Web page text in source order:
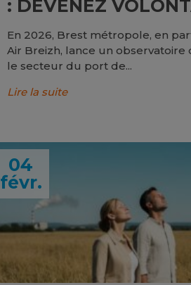
: DEVENEZ
En 2026, Brest métropole, en
Air Breizh, lance un observatoire
le secteur du port de...
Lire la suite
04
févr.